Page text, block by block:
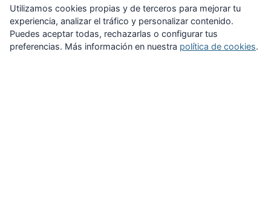
Contacta
Utilizamos cookies propias y de terceros para mejorar tu
experiencia, analizar el tráfico y personalizar contenido.
Puedes aceptar todas, rechazarlas o configurar tus
preferencias. Más información en nuestra política de cookies.